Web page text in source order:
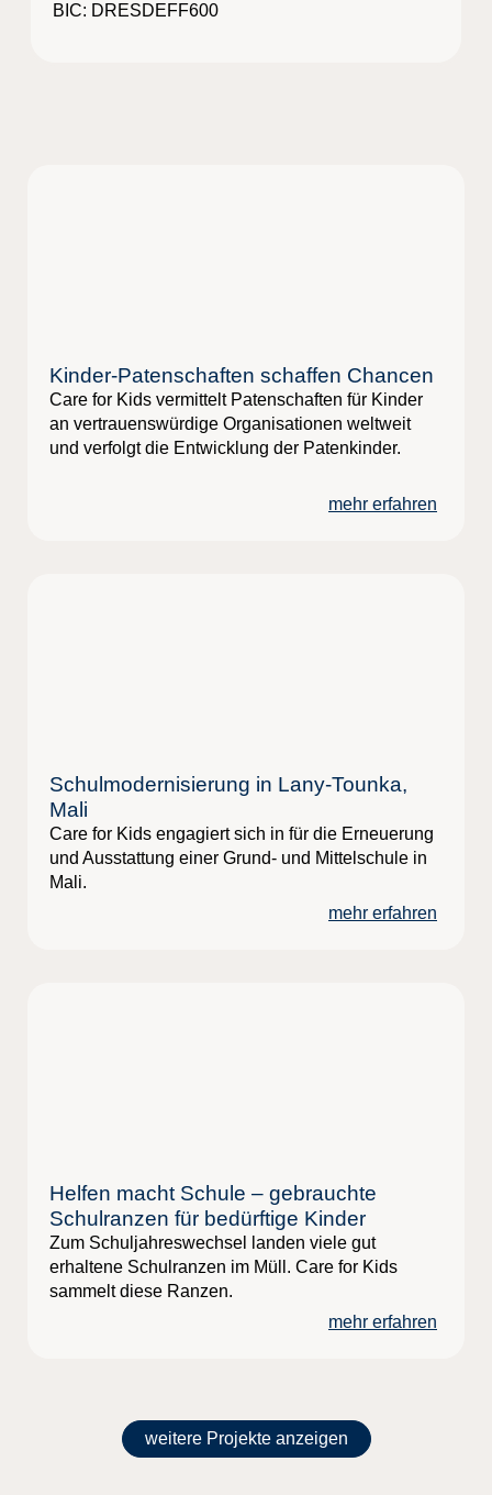
BIC: DRESDEFF600
Kinder-Patenschaften schaffen Chancen
Care for Kids vermittelt Patenschaften für Kinder
an vertrauenswürdige Organisationen weltweit
und verfolgt die Entwicklung der Patenkinder.
mehr erfahren
Schulmodernisierung in Lany-Tounka,
Mali
Care for Kids engagiert sich in für die Erneuerung
und Ausstattung einer Grund- und Mittelschule in
Mali.
mehr erfahren
Helfen macht Schule – gebrauchte
Schulranzen für bedürftige Kinder
Zum Schuljahreswechsel landen viele gut
erhaltene Schulranzen im Müll. Care for Kids
sammelt diese Ranzen.
mehr erfahren
weitere Projekte anzeigen